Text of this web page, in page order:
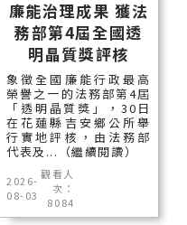
廉能治理成果 獲法
務部第4屆全國透
明晶質獎評核
象徵全國廉能行政最高
榮譽之一的法務部第4屆
「透明晶質獎」，30日
在花蓮縣吉安鄉公所舉
行實地評核，由法務部
代表及...（繼續閱讀）
2026-
08-03
觀看人
次：
8084